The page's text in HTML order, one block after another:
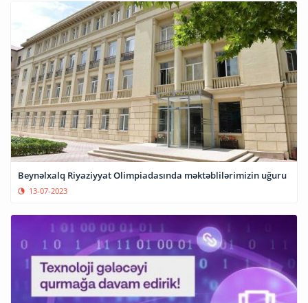
Beynəlxalq Riyaziyyat Olimpiadasında məktəblilərimizin uğuru
13-07-2023